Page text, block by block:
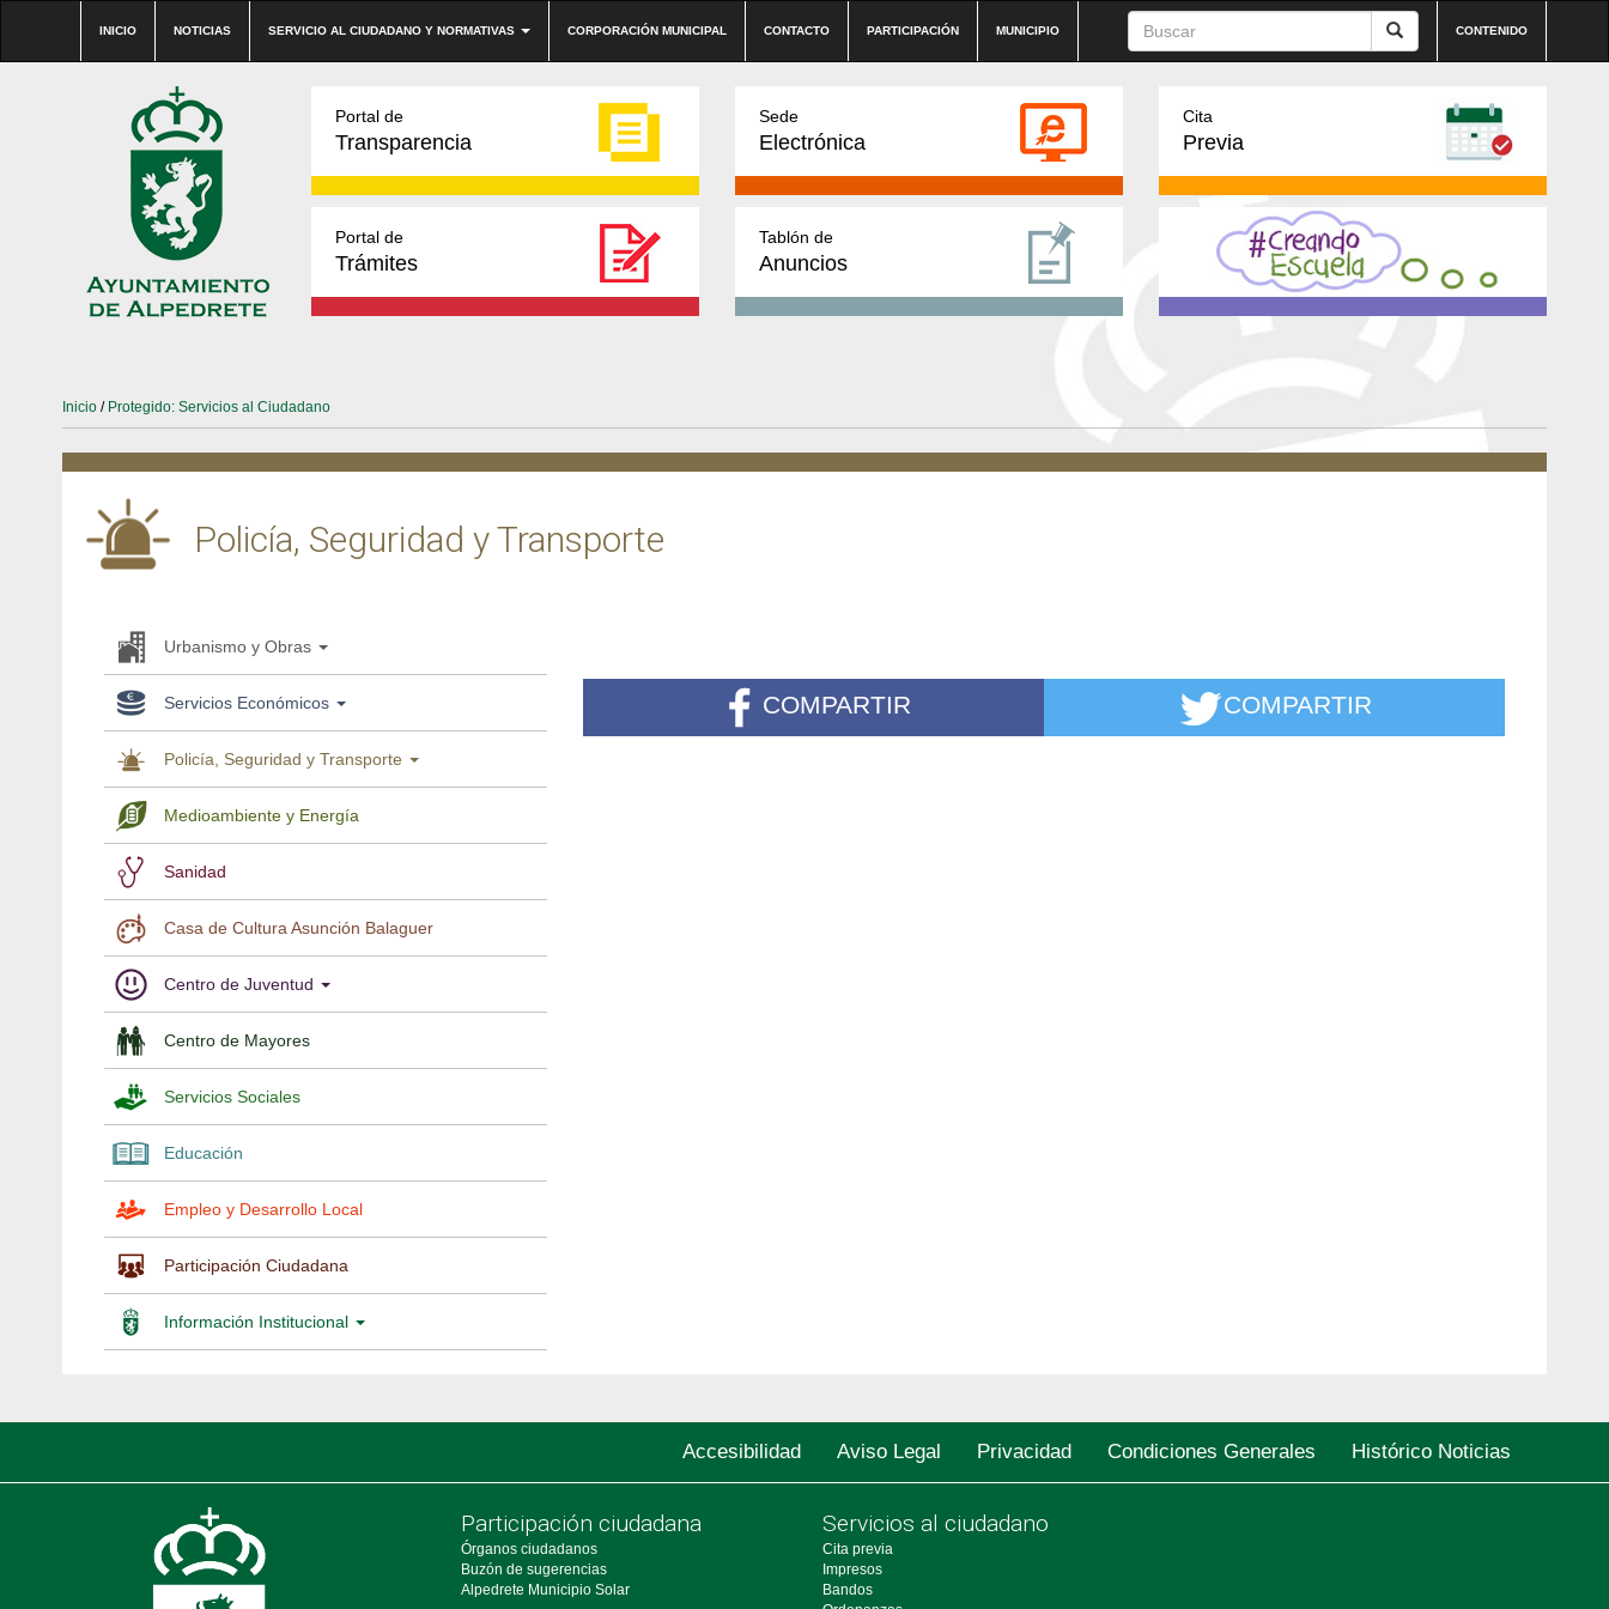
INICIO NOTICIAS SERVICIO AL CIUDADANO Y NORMATIVAS CORPORACIÓN MUNICIPAL CONTACTO PARTICIPACIÓN MUNICIPIO CONTENIDO
Portal de
Transparencia
Sede
Electrónica
Cita
Previa
Portal de
Trámites
Tablón de
Anuncios
Inicio / Protegido: Servicios al Ciudadano
Policía, Seguridad y Transporte
Urbanismo y Obras
Servicios Económicos
Policía, Seguridad y Transporte
Medioambiente y Energía
Sanidad
Casa de Cultura Asunción Balaguer
Centro de Juventud
Centro de Mayores
Servicios Sociales
Educación
Empleo y Desarrollo Local
Participación Ciudadana
Información Institucional
COMPARTIR COMPARTIR
Accesibilidad Aviso Legal Privacidad Condiciones Generales Histórico Noticias
Participación ciudadana
Órganos ciudadanos
Buzón de sugerencias
Alpedrete Municipio Solar
Servicios al ciudadano
Cita previa
Impresos
Bandos